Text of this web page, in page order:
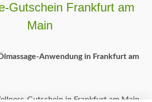
Gutschein Frankfurt am
Main
Anwendung in Frankfurt am
Gutschein in Frankfurt am Main